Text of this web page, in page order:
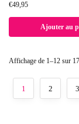
€49,95
Ajouter au
Affichage de 1–12 sur
1 2 3